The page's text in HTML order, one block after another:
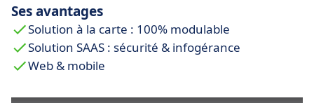
Ses avantages
Solution à la carte : 100% modulable
Solution SAAS : sécurité & infogérance
Web & mobile